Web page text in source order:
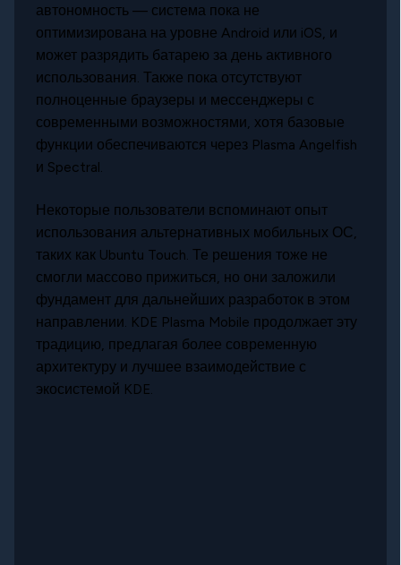
автономность — система пока не
оптимизирована на уровне Android или iOS, и
может разрядить батарею за день активного
использования. Также пока отсутствуют
полноценные браузеры и мессенджеры с
современными возможностями, хотя базовые
функции обеспечиваются через Plasma Angelfish
и Spectral.
Некоторые пользователи вспоминают опыт
использования альтернативных мобильных ОС,
таких как Ubuntu Touch. Те решения тоже не
смогли массово прижиться, но они заложили
фундамент для дальнейших разработок в этом
направлении. KDE Plasma Mobile продолжает эту
традицию, предлагая более современную
архитектуру и лучшее взаимодействие с
экосистемой KDE.